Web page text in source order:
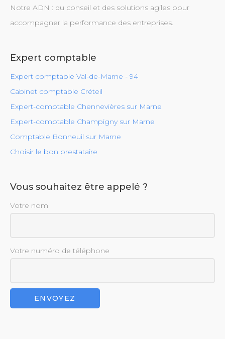
Notre ADN : du conseil et des solutions agiles pour
accompagner la performance des entreprises.
Expert comptable
Expert comptable Val-de-Marne - 94
Cabinet comptable Créteil
Expert-comptable Chennevières sur Marne
Expert-comptable Champigny sur Marne
Comptable Bonneuil sur Marne
Choisir le bon prestataire
Vous souhaitez être appelé ?
Votre nom
Votre numéro de téléphone